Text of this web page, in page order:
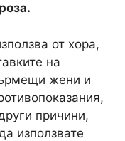
от хора,
на
жени и
причини,
използвате